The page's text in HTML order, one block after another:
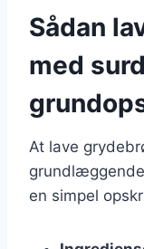
Sådan
med
At lave
en simpel